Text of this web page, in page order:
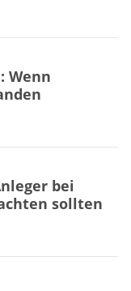
Wenn
bei
sollten